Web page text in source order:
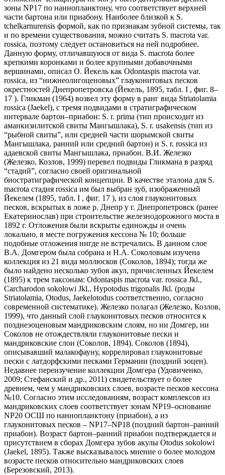
зоны NP17 по наннопланктону, что соответствует верхней
части бартона или приабону. Наиболее близкой к S.
tchelkarnurensis формой, как по признакам зубной системы, так
и по времени существования, можно считать S. macrota var.
rossica, поэтому следует остановиться на ней подробнее.
Данную форму, отличавшуюся от вида S. macrota более
крепкими коронками и более крупными добавочными
вершинами, описал О. Йекель как Odontaspis macrota var.
rossica, из “нижнеолигоценовых” глауконитовых песков
окрестностей Днепропетровска (Йекель, 1895, табл. I , фиг. 8–
17 ). Гликман (1964) возвел эту форму в ранг вида Striatolamia
rossica (Jaekel), с тремя подвидами в стратиграфическом
интервале бартон–приабон: S. r. prima (тип происходит из
аманкизилитской свиты Мангышлака), S. r. usakensis (тип из
“рыбной свиты”, или средней части шорымской свиты
Мангышлака, ранний или средний бартон) и S. r. rossica из
адаевской свиты Мангышлака, приабон. В.И. Железко
(Железко, Козлов, 1999) перевел подвиды Гликмана в разряд
“стадий”, согласно своей оригинальной
биостратиграфической концепции. В качестве эталона для S.
macrota стадия rossica им был выбран зуб, изображенный
Йекелем (1895, табл. I , фиг. 17 ), из слоя глауконитовых
песков, вскрытых в ложе р. Днепр у г. Днепропетровск (ранее
Екатеринослав) при строительстве железнодорожного моста в
1892 г. Отложения были вскрыты единожды и очень
локально, в месте погружения кессона № 10; больше
подобные отложения нигде не встречались. В данном слое
В.А. Домгером была собрана и Н.А. Соколовым изучена
коллекция из 21 вида моллюсков (Соколов, 1894); тогда же
было найдено несколько зубов акул, причисленных Йекелем
(1895) к трем таксонам: Odontaspis macrota var. rossica Jkl.,
Carcharodon sokolowi Jkl., Hypotodus trigonalis Jkl. (роды
Striatolamia, Otodus, Jaekelotodus соответственно, согласно
современной систематике). Железко полагал (Железко, Козлов,
1999), что данный слой глауконитовых песков относится к
позднеэоценовым мандриковским слоям, но ни Домгер, ни
Соколов не отождествляли глауконитовые пески и
мандриковские слои (Соколов, 1894). Соколов (1894),
описывавший малакофауну, коррелировал глауконитовые
пески с латдорфскими песками Германии (поздний эоцен).
Недавнее переизучение коллекции Домгера (Удовиченко,
2009; Стефанский и др., 2011) свидетельствует о более
древнем, чем у мандриковских слоев, возрасте песков кессона
№10. Согласно этим исследованиям, возраст комплексов из
мандриковских слоев соответствует зонам NP19–основание
NP20 ОСШ по наннопланктону (приабон), а из
глауконитовых песков – NP17–NP18 (поздний бартон–ранний
приабон). Возраст бартон–ранний приабон подтверждается и
присутствием в сборах Домгера зубов акулы Otodus sokolowi
(Jaekel, 1895). Также высказывалось мнение о более молодом
возрасте песков относительно мандриковских слоев
(Березовский, 2013).